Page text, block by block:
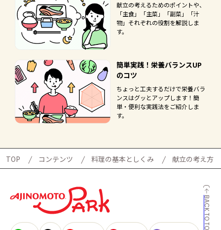
献立の考えるためのポイントや、
「主食」「主菜」「副菜」「汁
物」それぞれの役割を解説しま
す。
簡単実践！栄養バランスUP
のコツ
ちょっと工夫するだけで栄養バラ
ンスはグッとアップします！簡
単・便利な実践法をご紹介しま
す。
TOP コンテンツ 料理の基本としくみ 献立の考え方
BACK TO TOP